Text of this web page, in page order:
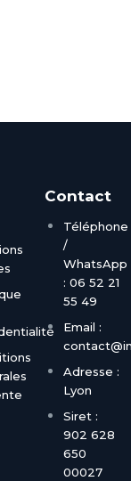
Contact
Téléphone
/
WhatsApp
: 06 52 21
55 49
Email :
Adresse :
Lyon
Siret :
902 628
650
00027